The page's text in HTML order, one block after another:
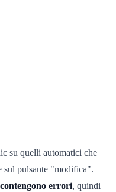
su quelli automatici che
sul pulsante "modifica".
errori, quindi